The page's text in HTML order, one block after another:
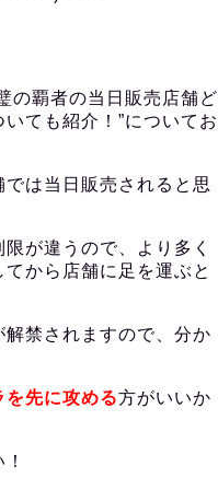
の覇者の当日販売店舗ど
ても紹介！”についてお
は当日販売されると思
が違うので、より多く
から店舗に足を運ぶと
禁されますので、分か
を先に攻める方がいいか